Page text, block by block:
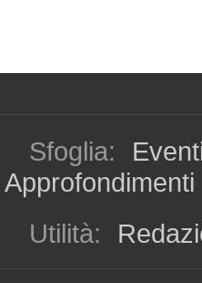
Sfoglia:
Approfondimenti
Utilità: